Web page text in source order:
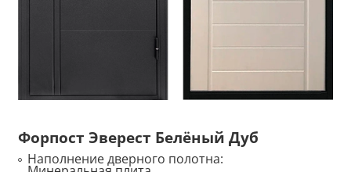
Форпост Эверест Белёный Дуб
Наполнение дверного полотна: